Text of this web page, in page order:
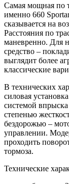
Самая мощная по
именно 660
сказывается на
Расстояния по
маневренно. Для
средство –
выглядит более
классические
В технических
силовая
системой
степенью
бездорожью –
управлении.
проходить
тормоза.
Технические